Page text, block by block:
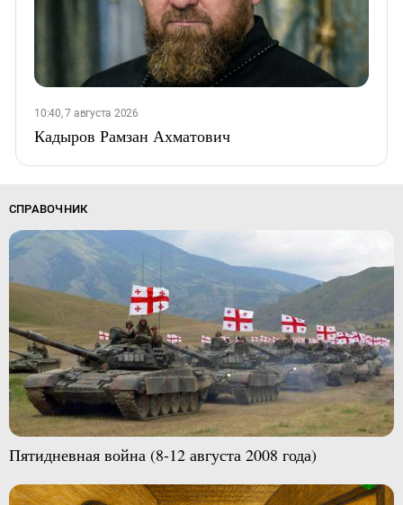
10:40, 7 августа 2026
Кадыров Рамзан Ахматович
СПРАВОЧНИК
Пятидневная война (8-12 августа 2008 года)